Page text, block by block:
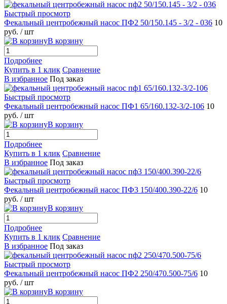
Быстрый просмотр
Фекальный центробежный насос ПФ2 50/150.145 - 3/2 - 036 10
руб. / шт
В корзину
Подробнее
Купить в 1 клик Сравнение
В избранное Под заказ
Быстрый просмотр
Фекальный центробежный насос ПФ1 65/160.132-3/2-106 10
руб. / шт
В корзину
Подробнее
Купить в 1 клик Сравнение
В избранное Под заказ
Быстрый просмотр
Фекальный центробежный насос ПФ3 150/400.390-22/6 10
руб. / шт
В корзину
Подробнее
Купить в 1 клик Сравнение
В избранное Под заказ
Быстрый просмотр
Фекальный центробежный насос ПФ2 250/470.500-75/6 10
руб. / шт
В корзину